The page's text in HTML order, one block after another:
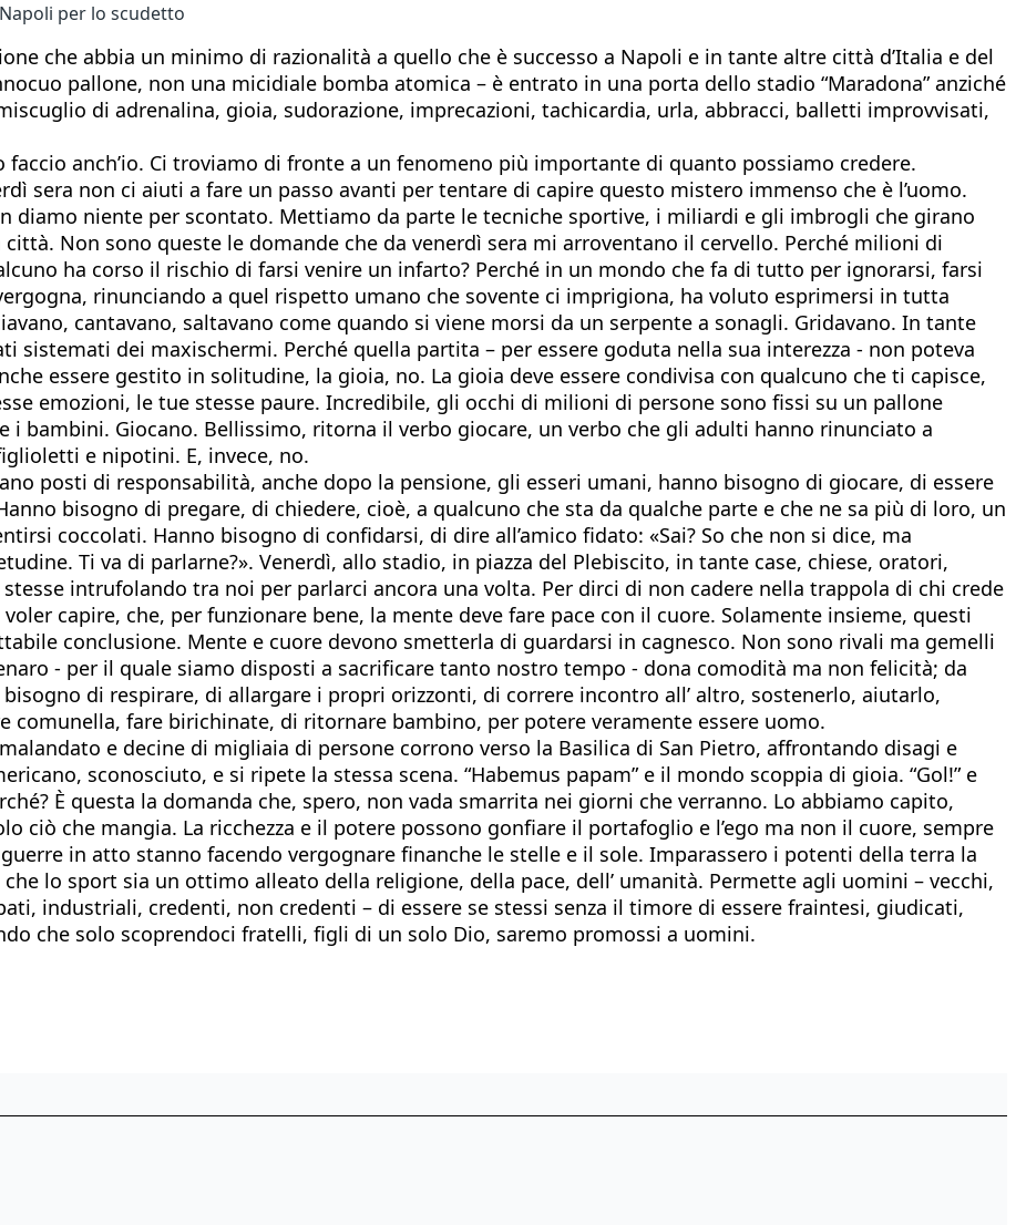
per lo scudetto
che abbia un minimo di razionalità a quello che è successo a Napoli e in tante altre città d’Italia e del
pallone, non una micidiale bomba atomica – è entrato in una porta dello stadio “Maradona” anziché
di adrenalina, gioia, sudorazione, imprecazioni, tachicardia, urla, abbracci, balletti improvvisati,
anch’io. Ci troviamo di fronte a un fenomeno più importante di quanto possiamo credere.
sera non ci aiuti a fare un passo avanti per tentare di capire questo mistero immenso che è l’uomo.
diamo niente per scontato. Mettiamo da parte le tecniche sportive, i miliardi e gli imbrogli che girano
Non sono queste le domande che da venerdì sera mi arroventano il cervello. Perché milioni di
ha corso il rischio di farsi venire un infarto? Perché in un mondo che fa di tutto per ignorarsi, farsi
rinunciando a quel rispetto umano che sovente ci imprigiona, ha voluto esprimersi in tutta
cantavano, saltavano come quando si viene morsi da un serpente a sonagli. Gridavano. In tante
sistemati dei maxischermi. Perché quella partita – per essere goduta nella sua interezza - non poteva
essere gestito in solitudine, la gioia, no. La gioia deve essere condivisa con qualcuno che ti capisce,
emozioni, le tue stesse paure. Incredibile, gli occhi di milioni di persone sono fissi su un pallone
i bambini. Giocano. Bellissimo, ritorna il verbo giocare, un verbo che gli adulti hanno rinunciato a
e nipotini. E, invece, no.
posti di responsabilità, anche dopo la pensione, gli esseri umani, hanno bisogno di giocare, di essere
bisogno di pregare, di chiedere, cioè, a qualcuno che sta da qualche parte e che ne sa più di loro, un
coccolati. Hanno bisogno di confidarsi, di dire all’amico fidato: «Sai? So che non si dice, ma
Ti va di parlarne?». Venerdì, allo stadio, in piazza del Plebiscito, in tante case, chiese, oratori,
intrufolando tra noi per parlarci ancora una volta. Per dirci di non cadere nella trappola di chi crede
capire, che, per funzionare bene, la mente deve fare pace con il cuore. Solamente insieme, questi
conclusione. Mente e cuore devono smetterla di guardarsi in cagnesco. Non sono rivali ma gemelli
- per il quale siamo disposti a sacrificare tanto nostro tempo - dona comodità ma non felicità; da
bisogno di respirare, di allargare i propri orizzonti, di correre incontro all’ altro, sostenerlo, aiutarlo,
comunella, fare birichinate, di ritornare bambino, per potere veramente essere uomo.
e decine di migliaia di persone corrono verso la Basilica di San Pietro, affrontando disagi e
sconosciuto, e si ripete la stessa scena. “Habemus papam” e il mondo scoppia di gioia. “Gol!” e
È questa la domanda che, spero, non vada smarrita nei giorni che verranno. Lo abbiamo capito,
ciò che mangia. La ricchezza e il potere possono gonfiare il portafoglio e l’ego ma non il cuore, sempre
in atto stanno facendo vergognare finanche le stelle e il sole. Imparassero i potenti della terra la
lo sport sia un ottimo alleato della religione, della pace, dell’ umanità. Permette agli uomini – vecchi,
industriali, credenti, non credenti – di essere se stessi senza il timore di essere fraintesi, giudicati,
che solo scoprendoci fratelli, figli di un solo Dio, saremo promossi a uomini.